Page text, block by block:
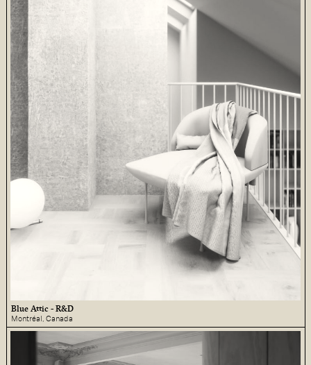
Blue Attic - R&D
Montréal, Canada